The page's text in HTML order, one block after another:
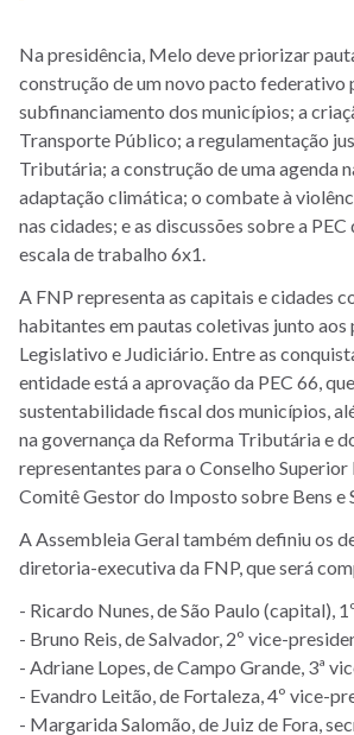
Na presidência, Melo deve priorizar
construção de um novo pacto federativo
subfinanciamento dos municípios; a
Transporte Público; a regulamentação
Tributária; a construção de uma agenda
adaptação climática; o combate à
nas cidades; e as discussões sobre a
escala de trabalho 6x1.
A FNP representa as capitais e cidades
habitantes em pautas coletivas junto aos
Legislativo e Judiciário. Entre as
entidade está a aprovação da PEC 66,
sustentabilidade fiscal dos municípios,
na governança da Reforma Tributária e
representantes para o Conselho
Comitê Gestor do Imposto sobre Bens e
A Assembleia Geral também definiu os
diretoria-executiva da FNP, que será
- Ricardo Nunes, de São Paulo (capital),
- Bruno Reis, de Salvador, 2º vice-
- Adriane Lopes, de Campo Grande, 3ª
- Evandro Leitão, de Fortaleza, 4º vice-
- Margarida Salomão, de Juiz de Fora,